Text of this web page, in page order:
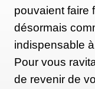
pouvaient faire
désormais
indispensable
Pour vous
de revenir de